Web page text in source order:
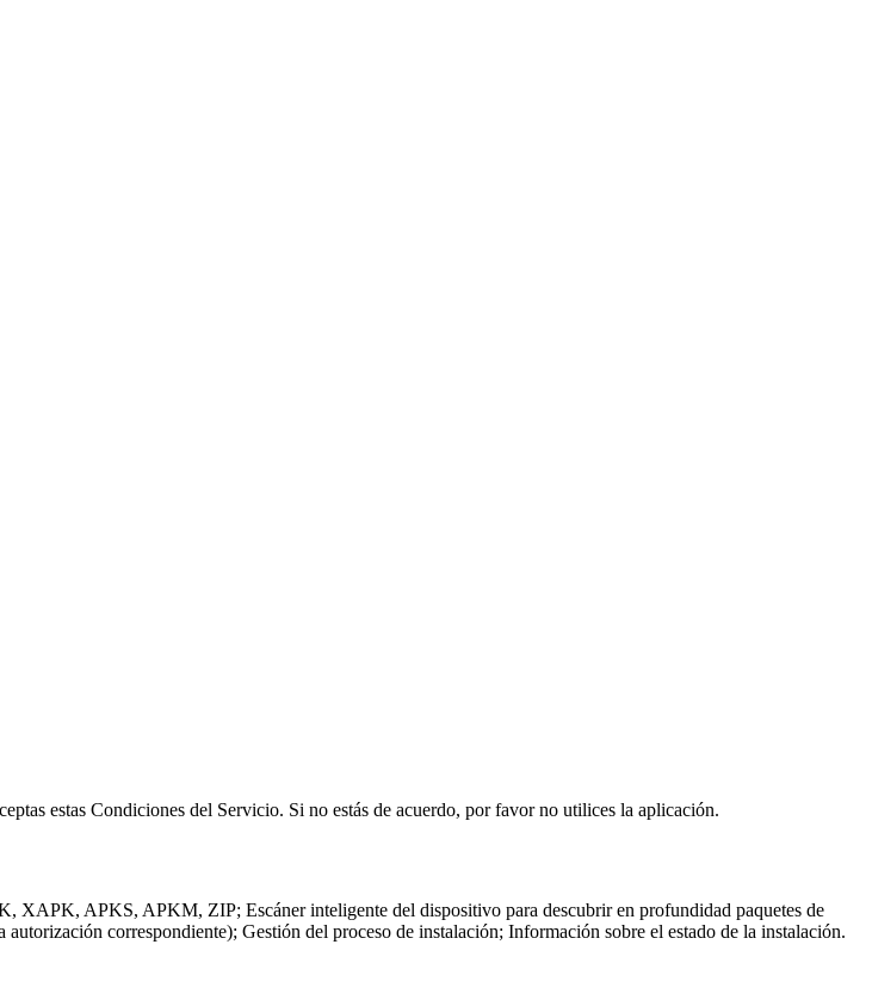
estas Condiciones del Servicio. Si no estás de acuerdo, por favor no utilices la aplicación.
XAPK, APKS, APKM, ZIP; Escáner inteligente del dispositivo para descubrir en profundidad paquetes de
correspondiente); Gestión del proceso de instalación; Información sobre el estado de la instalación.